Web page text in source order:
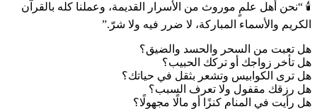
🕯️ “نحن أهل علمٍ موروث من الأسرار القديمة، وعملنا كله بالقرآن
الكريم والأسماء المباركة، لا ضرر فيه ولا شرّ.”
هل تعبت من السحر والحسد والضيق؟
هل تأخر زواجك أو تركك الحبيب؟
هل ترى الكوابيس وتشعر بثقل في حياتك؟
هل رزقك مقفول ولا تعرف السبب؟
هل رأيت في المنام كنزًا أو مالًا مجهولًا؟